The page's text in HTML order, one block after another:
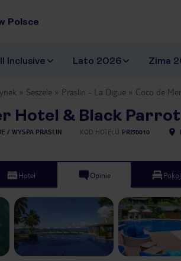
Polsce
Inclusive Lato 2026 Zima
Seszele Praslin - La Digue Coco de
Hotel & Black
WYSPA PRASLIN KOD HOTELU PRI50010
Hotel Opinie